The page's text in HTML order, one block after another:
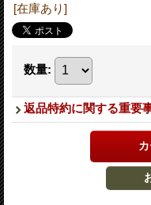
[在庫あり]
数量:
返品特約に関する重要